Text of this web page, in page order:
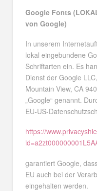
Google Fonts
von Google)
In unserem
lokal eingebundene
Schriftarten ein. Es
Dienst der Google
Mountain View, CA
„Google“ genannt.
EU-US-
https://
garantiert Google,
EU auch bei der
eingehalten werden.